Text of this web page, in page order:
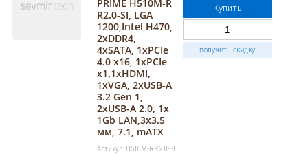
PRIME H510M-R
R2.0-SI, LGA
1200,Intel H470,
2xDDR4,
4xSATA, 1xPCIe
4.0 x16, 1xPCIe
x1,1xHDMI,
1xVGA, 2xUSB-A
3.2 Gen 1,
2xUSB-A 2.0, 1x
1Gb LAN,3x3.5
мм, 7.1, mATX
Артикул: H510M-RR2.0-SI
Купить
получить скидку